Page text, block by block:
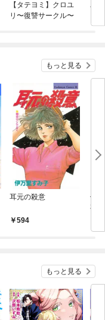
【タテヨミ】クロユ
リ〜復讐サークル〜
バ
今
もっと見る
耳元の殺意
594
伊
夜
もっと見る